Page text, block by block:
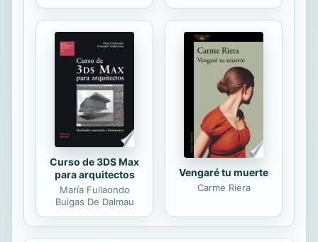
Curso de 3DS Max
para arquitectos
María Fullaondo
Buigas De Dalmau
Vengaré tu muerte
Carme Riera